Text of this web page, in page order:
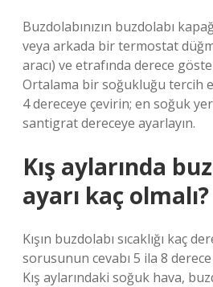
Buzdolabınızın buzdolabı
veya arkada bir termostat
aracı) ve etrafında derece
Ortalama bir soğukluğu tercih
4 dereceye çevirin; en soğuk
santigrat dereceye ayarlayın.
Kış aylarında
ayarı kaç olmalı?
Kışın buzdolabı sıcaklığı kaç
sorusunun cevabı 5 ila 8
Kış aylarındaki soğuk hava,